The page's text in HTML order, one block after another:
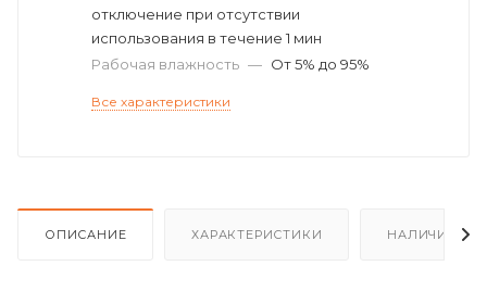
отключение при отсутствии
использования в течение 1 мин
Рабочая влажность — От 5% до 95%
Все характеристики
ОПИСАНИЕ ХАРАКТЕРИСТИКИ НАЛИЧИЕ